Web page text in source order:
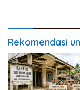
Rekomendasi